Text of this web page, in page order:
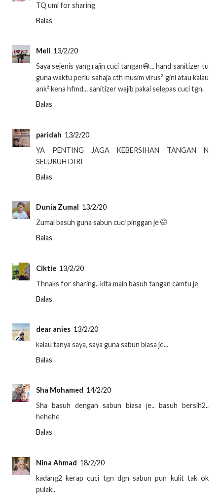
TQ umi for sharing
Balas
Mell 13/2/20
Saya sejenis yang rajin cuci tangan😅... hand sanitizer tu
guna waktu perlu sahaja cth musim virus² gini atau kalau
ank² kena hfmd... sanitizer wajib pakai selepas cuci tgn.
Balas
paridah 13/2/20
YA PENTING JAGA KEBERSIHAN TANGAN N
SELURUH DIRI
Balas
Dunia Zumal 13/2/20
Zumal basuh guna sabun cuci pinggan je 🤭
Balas
Ciktie 13/2/20
Thnaks for sharing.. kita main basuh tangan camtu je
Balas
dear anies 13/2/20
kalau tanya saya, saya guna sabun biasa je...
Balas
Sha Mohamed 14/2/20
Sha basuh dengan sabun biasa je.. basuh bersih2..
hehehe
Balas
Nina Ahmad 18/2/20
kadang2 kerap cuci tgn dgn sabun pun kulit tak ok
pulak..